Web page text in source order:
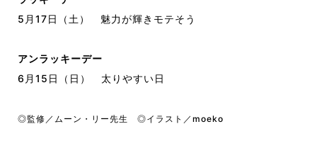
5月17日（土） 魅力が輝きモテそう
アンラッキーデー
6月15日（日） 太りやすい日
◎監修／ムーン・リー先生 ◎イラスト／moeko